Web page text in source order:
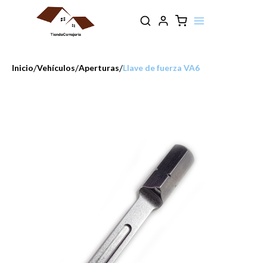
Inicio/Vehículos/Aperturas/Llave de fuerza VA6